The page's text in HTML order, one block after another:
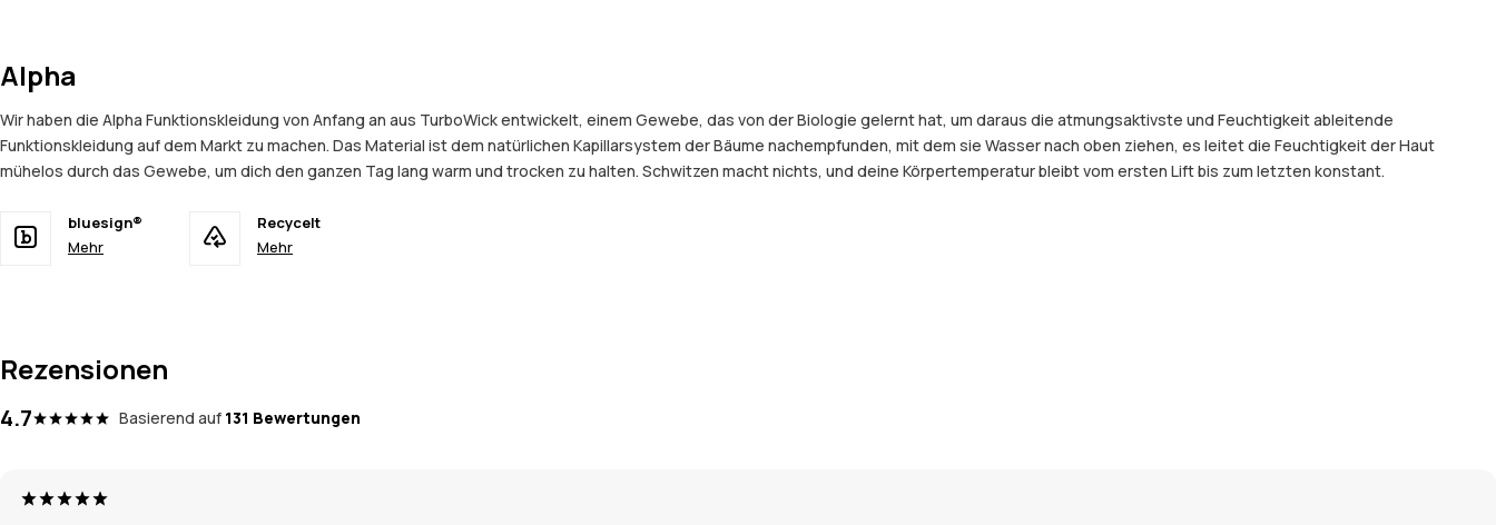
Alpha
Wir haben die Alpha Funktionskleidung von Anfang an aus TurboWick entwickelt, einem Gewebe, das von der Biologie gelernt hat, um daraus die atmungsaktivste und Feuchtigkeit ableitende
Funktionskleidung auf dem Markt zu machen. Das Material ist dem natürlichen Kapillarsystem der Bäume nachempfunden, mit dem sie Wasser nach oben ziehen, es leitet die Feuchtigkeit der Haut
mühelos durch das Gewebe, um dich den ganzen Tag lang warm und trocken zu halten. Schwitzen macht nichts, und deine Körpertemperatur bleibt vom ersten Lift bis zum letzten konstant.
bluesign®
Mehr
Recycelt
Mehr
Rezensionen
4.7 Basierend auf 131 Bewertungen